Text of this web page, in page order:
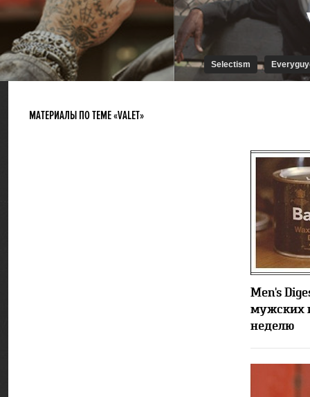
selectism
МАТЕРИАЛЫ ПО ТЕМЕ «VALET»
Men's
мужских
неделю